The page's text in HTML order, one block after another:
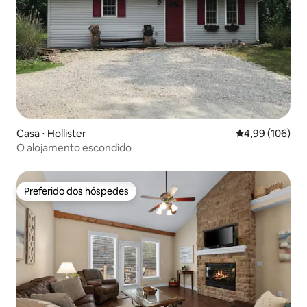
Casa ⋅ Hollister 4,99 de uma
4,99 (106)
O alojamento escondido
Preferido dos hóspedes
Preferido dos hóspedes